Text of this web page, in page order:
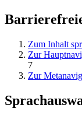
Zum Inhalt
Zur
7
Zur